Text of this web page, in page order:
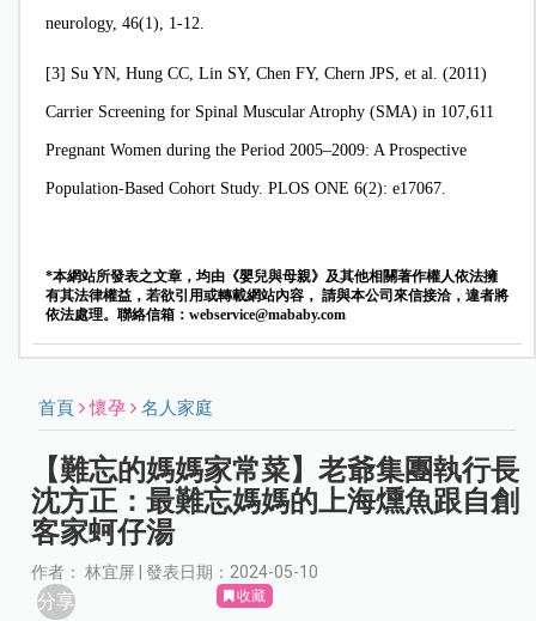
neurology, 46(1), 1-12.
[3] Su YN, Hung CC, Lin SY, Chen FY, Chern JPS, et al. (2011)
Carrier Screening for Spinal Muscular Atrophy (SMA) in 107,611
Pregnant Women during the Period 2005–2009: A Prospective
Population-Based Cohort Study. PLOS ONE 6(2): e17067.
*本網站所發表之文章，均由《嬰兒與母親》及其他相關著作權人依法擁
有其法律權益，若欲引用或轉載網站內容， 請與本公司來信接洽，違者將
依法處理。聯絡信箱： webservice@mababy.com
首頁 懷孕 名人家庭
【難忘的媽媽家常菜】老爺集團執行長
沈方正：最難忘媽媽的上海燻魚跟自創
客家蚵仔湯
作者： 林宜屏 | 發表日期：2024-05-10
分享 收藏